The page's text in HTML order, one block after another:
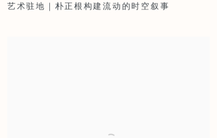
艺术驻地｜朴正根构建流动的时空叙事